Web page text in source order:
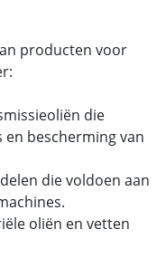
producten voor
die
bescherming van
die voldoen aan
oliën en vetten